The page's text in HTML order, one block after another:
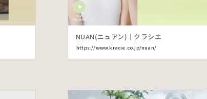
NUAN(ニュアン)｜クラシエ
https://www.kracie.co.jp/nuan/